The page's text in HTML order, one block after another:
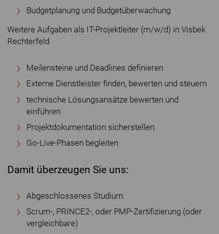
Budgetplanung und Budgetüberwachung
Weitere Aufgaben als IT-Projektleiter (m/w/d) in Visbek
Rechterfeld
Meilensteine und Deadlines definieren
Externe Dienstleister finden, bewerten und steuern
technische Lösungsansätze bewerten und
einführen
Projektdokumentation sicherstellen
Go-Live-Phasen begleiten
Damit überzeugen Sie uns:
Abgeschlossenes Studium
Scrum-, PRINCE2-, oder PMP-Zertifizierung (oder
vergleichbare)